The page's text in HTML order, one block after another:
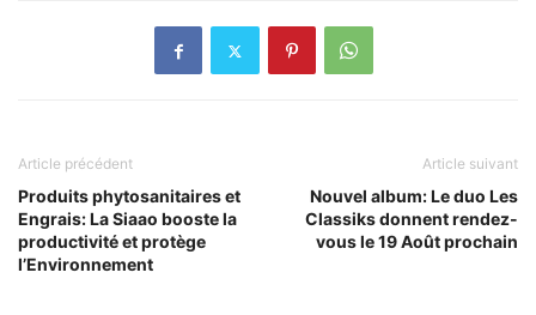
Article précédent
Produits phytosanitaires et
Engrais: La Siaao booste la
productivité et protège
l’Environnement
Article suivant
Nouvel album: Le duo Les
Classiks donnent rendez-
vous le 19 Août prochain